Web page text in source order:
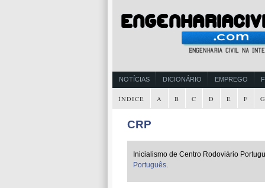
NOTÍCIAS DICIONÁRIO EMPREGO
ÍNDICE A B C D E F G
CRP
Inicialismo de Centro Rodoviário
Português.